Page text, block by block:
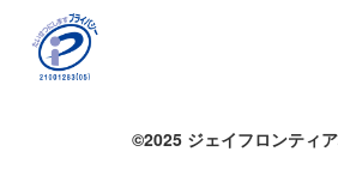
©2025 ジェイフロンティ